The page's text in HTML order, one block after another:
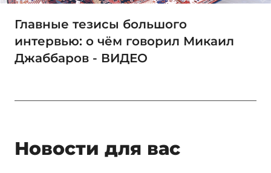
Главные тезисы большого
интервью: о чём говорил Микаил
Джаббаров - ВИДЕО
Новости для вас